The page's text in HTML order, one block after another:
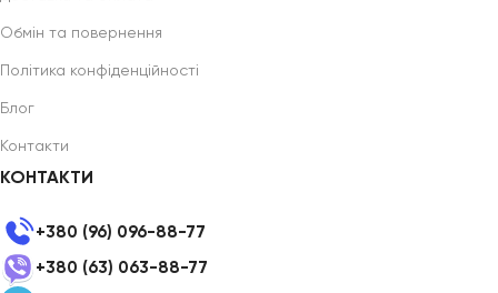
Обмін та повернення
Політика конфіденційності
Блог
Контакти
КОНТАКТИ
+380 (96) 096-88-77
+380 (63) 063-88-77